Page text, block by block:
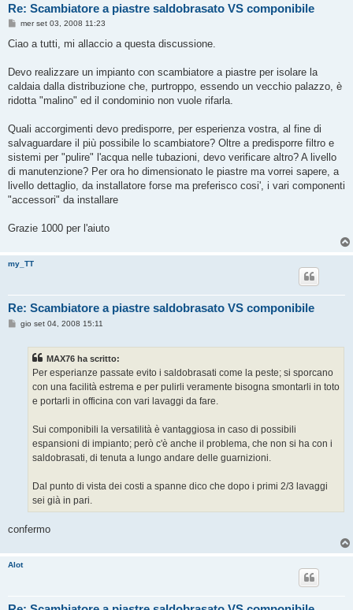
Re: Scambiatore a piastre saldobrasato VS componibile
M
s
g
i
o
mer set 03, 2008 11:23
Ciao a tutti, mi allaccio a questa discussione.
Devo realizzare un impianto con scambiatore a piastre per isolare la
caldaia dalla distribuzione che, purtroppo, essendo un vecchio palazzo, è
ridotta "malino" ed il condominio non vuole rifarla.
Quali accorgimenti devo predisporre, per esperienza vostra, al fine di
salvaguardare il più possibile lo scambiatore? Oltre a predisporre filtro e
sistemi per "pulire" l'acqua nelle tubazioni, devo verificare altro? A livello
di manutenzione? Per ora ho dimensionato le piastre ma vorrei sapere, a
livello dettaglio, da installatore forse ma preferisco cosi', i vari componenti
"accessori" da installare
Grazie 1000 per l'aiuto
my_TT
Re: Scambiatore a piastre saldobrasato VS componibile
Mgio set 04, 2008 15:11
MAX76 ha scritto:
Per esperianze passate evito i saldobrasati come la peste; si sporcano
con una facilità estrema e per pulirli veramente bisogna smontarli in toto
e portarli in officina con vari lavaggi da fare.
Sui componibili la versatilità è vantaggiosa in caso di possibili
espansioni di impianto; però c'è anche il problema, che non si ha con i
saldobrasati, di tenuta a lungo andare delle guarnizioni.
Dal punto di vista dei costi a spanne dico che dopo i primi 2/3 lavaggi
sei già in pari.
confermo
Alot